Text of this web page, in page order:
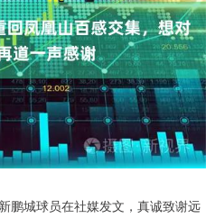
鹏城球员在社媒发文，真诚致谢远